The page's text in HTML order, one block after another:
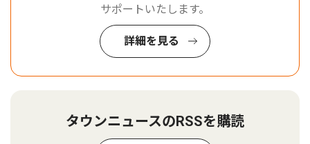
サポートいたします。
詳細を見る
タウンニュースのRSSを購読